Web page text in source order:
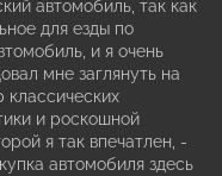
автомобиль, так как
для езды по
и я очень
мне заглянуть на
классических
и роскошной
я так впечатлен, -
автомобиля здесь